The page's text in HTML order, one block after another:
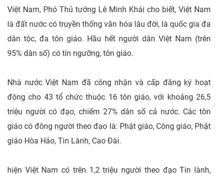
Việt Nam, Phó Thủ tướng Lê Minh Khái cho biết, Việt Nam
là đất nước có truyền thống văn hóa lâu đời, là quốc gia đa
dân tộc, đa tôn giáo. Hầu hết người dân Việt Nam (trên
95% dân số) có tín ngưỡng, tôn giáo.
Nhà nước Việt Nam đã công nhận và cấp đăng ký hoạt
động cho 43 tổ chức thuộc 16 tôn giáo, với khoảng 26,5
triệu người có đạo, chiếm 27% dân số cả nước. Các tôn
giáo có đông người theo đạo là: Phật giáo, Công giáo, Phật
giáo Hòa Hảo, Tin Lành, Cao Đài.
hiện Việt Nam có trên 1,2 triệu người theo đạo Tin lành,